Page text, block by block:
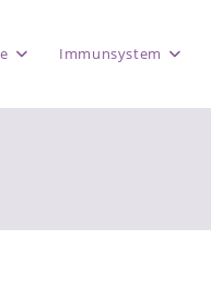
Immunsystem